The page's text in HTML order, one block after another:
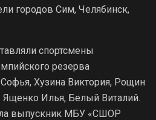
городов Сим, Челябинск,
спортсмены
резерва
Хузина Виктория, Рощин
Илья, Белый Виталий.
выпускник МБУ «СШОР